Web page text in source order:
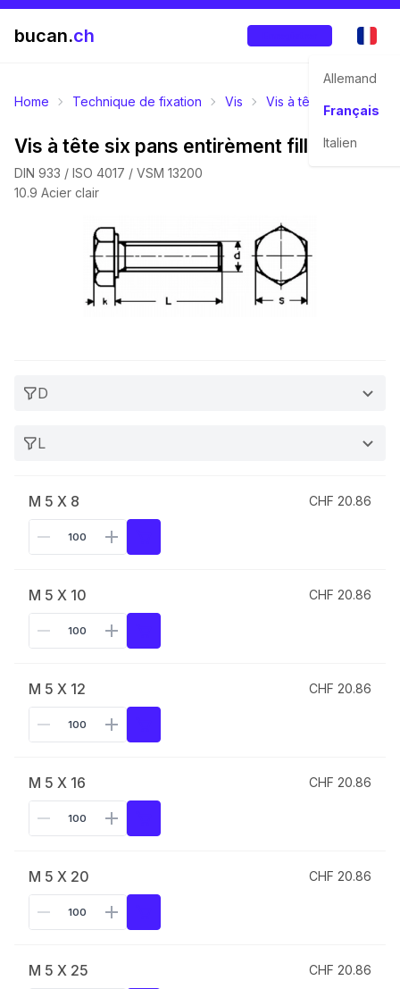
bucan.ch
Allemand
Français
Italien
Home Technique de fixation Vis Vis à tête six pans
Vis à tête six pans entirèment filletées
DIN 933 / ISO 4017 / VSM 13200
10.9 Acier clair
D
L
M 5 X 8 CHF 20.86
M 5 X 10 CHF 20.86
M 5 X 12 CHF 20.86
M 5 X 16 CHF 20.86
M 5 X 20 CHF 20.86
M 5 X 25 CHF 20.86